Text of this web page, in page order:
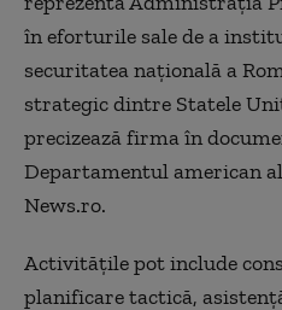
în eforturile sale de a
securitatea naţională a
strategic dintre Statele
precizează firma în
Departamentul american
News.ro.
Activităţile pot include
planificare tactică,